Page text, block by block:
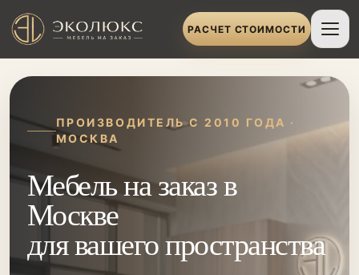
РАСЧЕТ СТОИМОСТИ
ПРОИЗВОДИТЕЛЬ С 2010 ГОДА ·
МОСКВА
Мебель на заказ в
Москве
для вашего пространства